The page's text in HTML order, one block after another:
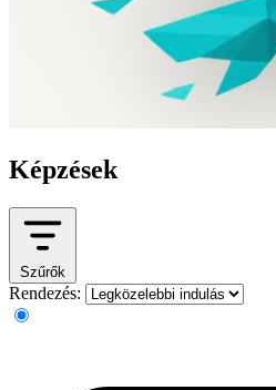
Képzések
Szűrők
Rendezés: